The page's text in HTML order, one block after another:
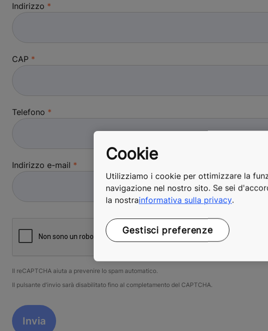
Indirizzo
CAP
Telefono
Indirizzo e-mail
Il reCAPTCHA aiuta a prevenire lo spam automatico.
Il pulsante d'invio sarà disabilitato fino al completamento del CAPTCHA.
Cookie
Utilizziamo i cookie per ottimizzare la
navigazione nel nostro sito. Se sei
la nostrainformativa sulla privacy.
Gestisci preferenze